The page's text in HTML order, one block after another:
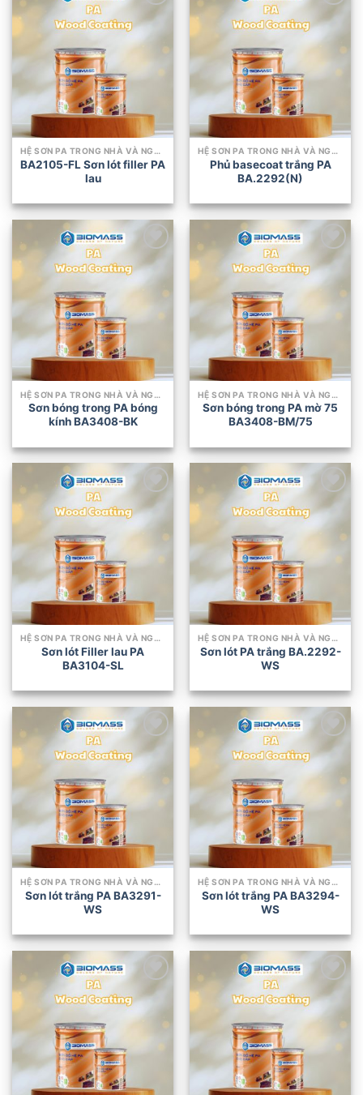
Add to
wishlist
HỆ SƠN PA TRONG NHÀ VÀ NGOÀI TRỜI
BA2105-FL Sơn lót filler PA
lau
Add to
wishlist
HỆ SƠN PA TRONG NHÀ VÀ NGOÀI TRỜI
Phủ basecoat trắng PA
BA.2292(N)
Add to
wishlist
HỆ SƠN PA TRONG NHÀ VÀ NGOÀI TRỜI
Sơn bóng trong PA bóng
kính BA3408-BK
Add to
wishlist
HỆ SƠN PA TRONG NHÀ VÀ NGOÀI TRỜI
Sơn bóng trong PA mờ 75
BA3408-BM/75
Add to
wishlist
HỆ SƠN PA TRONG NHÀ VÀ NGOÀI TRỜI
Sơn lót Filler lau PA
BA3104-SL
Add to
wishlist
HỆ SƠN PA TRONG NHÀ VÀ NGOÀI TRỜI
Sơn lót PA trắng BA.2292-
WS
Add to
wishlist
HỆ SƠN PA TRONG NHÀ VÀ NGOÀI TRỜI
Sơn lót trắng PA BA3291-
WS
Add to
wishlist
HỆ SƠN PA TRONG NHÀ VÀ NGOÀI TRỜI
Sơn lót trắng PA BA3294-
WS
Add to
wishlist
Add to
wishlist